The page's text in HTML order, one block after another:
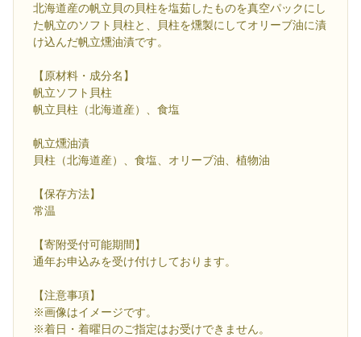
北海道産の帆立貝の貝柱を塩茹したものを真空パックにし
た帆立のソフト貝柱と、貝柱を燻製にしてオリーブ油に漬
け込んだ帆立燻油漬です。
【原材料・成分名】
帆立ソフト貝柱
帆立貝柱（北海道産）、食塩
帆立燻油漬
貝柱（北海道産）、食塩、オリーブ油、植物油
【保存方法】
常温
【寄附受付可能期間】
通年お申込みを受け付けしております。
【注意事項】
※画像はイメージです。
※着日・着曜日のご指定はお受けできません。